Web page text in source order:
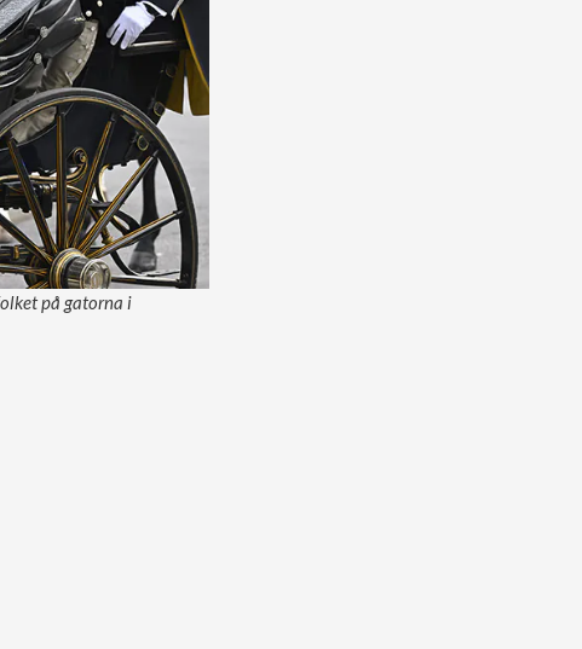
på gatorna i